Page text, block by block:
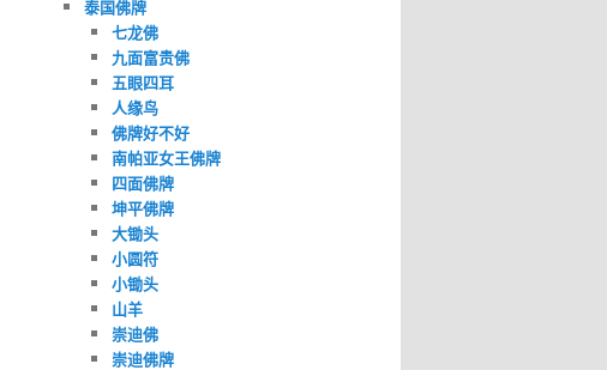
泰国佛牌
七龙佛
九面富贵佛
五眼四耳
人缘鸟
佛牌好不好
南帕亚女王佛牌
四面佛牌
坤平佛牌
大锄头
小圆符
小锄头
山羊
崇迪佛
崇迪佛牌